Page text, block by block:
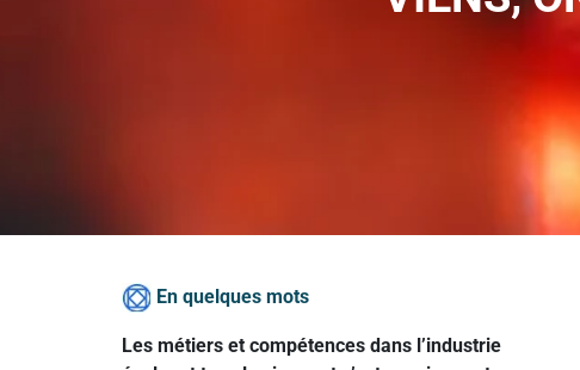
En quelques mots
Les métiers et compétences dans l’industrie